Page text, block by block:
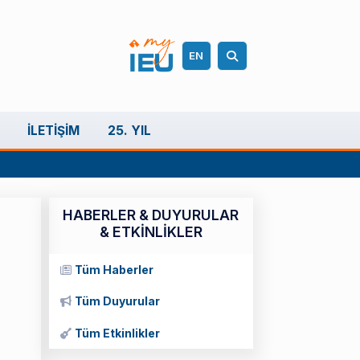
EN
İLETIŞIM 25. YIL
HABERLER & DUYURULAR
& ETKİNLİKLER
Tüm Haberler
Tüm Duyurular
Tüm Etkinlikler